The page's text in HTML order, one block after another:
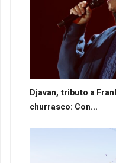
Djavan, tributo a
churrasco: Con...